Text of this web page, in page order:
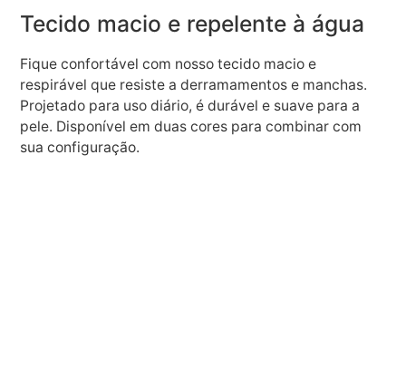
Tecido macio e repelente à água
Fique confortável com nosso tecido macio e
respirável que resiste a derramamentos e manchas.
Projetado para uso diário, é durável e suave para a
pele. Disponível em duas cores para combinar com
sua configuração.